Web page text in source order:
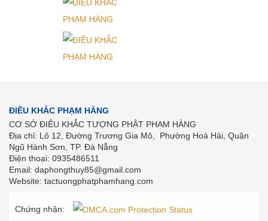
ĐIÊU KHẮC PHẠM HÀNG
CƠ SỞ ĐIÊU KHẮC TƯỢNG PHẬT PHẠM HÀNG
Địa chỉ: Lô 12, Đường Trương Gia Mô, Phường Hoà Hải, Quận
Ngũ Hành Sơn, TP. Đà Nẵng
Điện thoại: 0935486511
Email: daphongthuy85@gmail.com
Website: tactuongphatphamhang.com
Chứng nhận: